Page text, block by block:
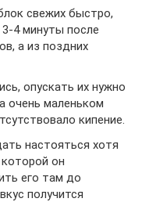
свежих быстро,
4 минуты после
а из поздних
опускать их нужно
очень маленьком
кипение.
настояться хотя
он
его там до
получится